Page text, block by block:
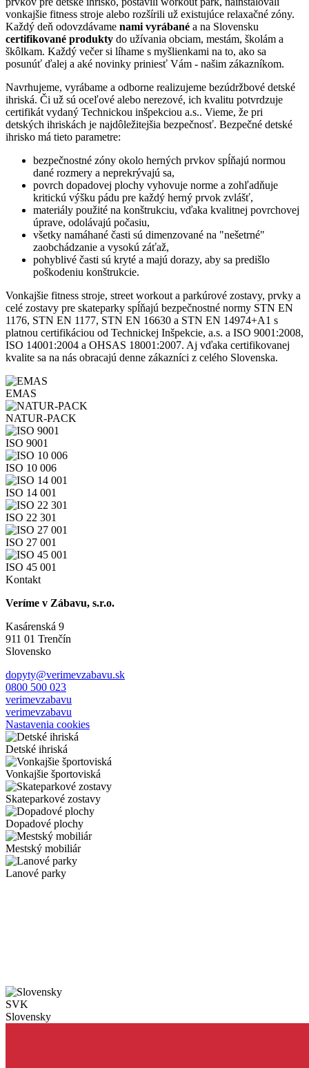
vonkajšie fitness stroje alebo rozšírili už existujúce relaxačné zóny.
Každý deň odovzdávame nami vyrábané a na Slovensku
certifikované produkty do užívania obciam, mestám, školám a
škôlkam. Každý večer si líhame s myšlienkami na to, ako sa
posunúť ďalej a aké novinky priniesť Vám - našim zákazníkom.
Navrhujeme, vyrábame a odborne realizujeme bezúdržbové detské
ihriská. Či už sú oceľové alebo nerezové, ich kvalitu potvrdzuje
certifikát vydaný Technickou inšpekciou a.s.. Vieme, že pri
detských ihriskách je najdôležitejšia bezpečnosť. Bezpečné detské
ihrisko má tieto parametre:
bezpečnostné zóny okolo herných prvkov spĺňajú normou
dané rozmery a neprekrývajú sa,
povrch dopadovej plochy vyhovuje norme a zohľadňuje
kritickú výšku pádu pre každý herný prvok zvlášť,
materiály použité na konštrukciu, vďaka kvalitnej povrchovej
úprave, odolávajú počasiu,
všetky namáhané časti sú dimenzované na "nešetrné"
zaobchádzanie a vysokú záťaž,
pohyblivé časti sú kryté a majú dorazy, aby sa predišlo
poškodeniu konštrukcie.
Vonkajšie fitness stroje, street workout a parkúrové zostavy, prvky a
celé zostavy pre skateparky spĺňajú bezpečnostné normy STN EN
1176, STN EN 1177, STN EN 16630 a STN EN 14974+A1 s
platnou certifikáciou od Technickej Inšpekcie, a.s. a ISO 9001:2008,
ISO 14001:2004 a OHSAS 18001:2007. Aj vďaka certifikovanej
kvalite sa na nás obracajú denne zákazníci z celého Slovenska.
EMAS
NATUR-PACK
ISO 9001
ISO 10 006
ISO 14 001
ISO 22 301
ISO 27 001
ISO 45 001
Kontakt
Veríme v Zábavu, s.r.o.
Kasárenská 9
911 01 Trenčín
Slovensko
dopyty@verimevzabavu.sk
0800 500 023
verimevzabavu
verimevzabavu
Nastavenia cookies
Detské ihriská
Vonkajšie športoviská
Skateparkové zostavy
Dopadové plochy
Mestský mobiliár
Lanové parky
SVK
Slovensky